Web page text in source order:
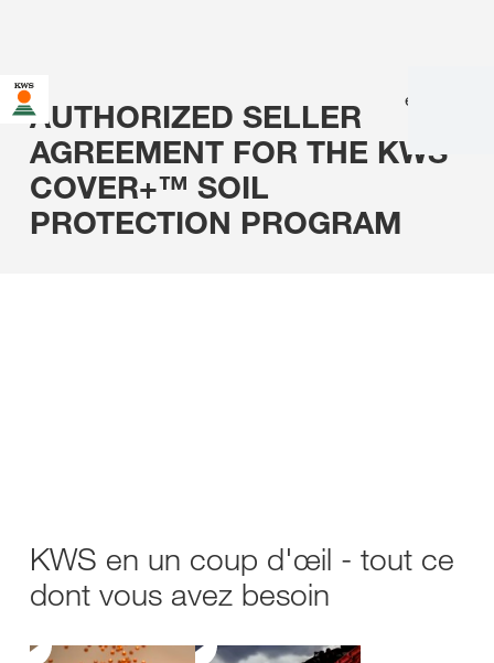
en
AUTHORIZED SELLER
AGREEMENT FOR THE KWS
COVER+™ SOIL
PROTECTION PROGRAM
KWS en un coup d'œil - tout ce
dont vous avez besoin